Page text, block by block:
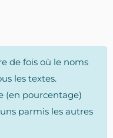
de fois où le noms
les textes.
(en pourcentage)
parmis les autres